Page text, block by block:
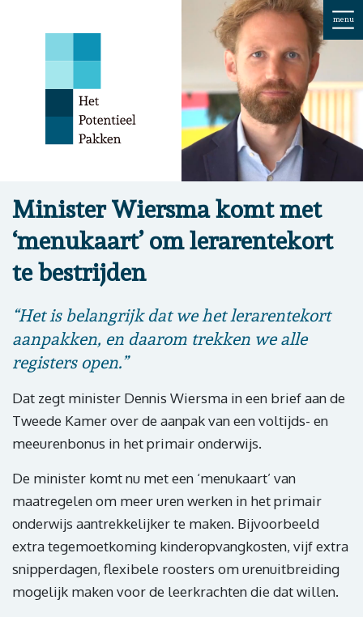
menu
Minister Wiersma komt met
‘menukaart’ om lerarentekort
te bestrijden
“Het is belangrijk dat we het lerarentekort
aanpakken, en daarom trekken we alle
registers open.”
Dat zegt minister Dennis Wiersma in een brief aan de
Tweede Kamer over de aanpak van een voltijds- en
meeurenbonus in het primair onderwijs.
De minister komt nu met een ‘menukaart’ van
maatregelen om meer uren werken in het primair
onderwijs aantrekkelijker te maken. Bijvoorbeeld
extra tegemoetkoming kinderopvangkosten, vijf extra
snipperdagen, flexibele roosters om urenuitbreiding
mogelijk maken voor de leerkrachten die dat willen.